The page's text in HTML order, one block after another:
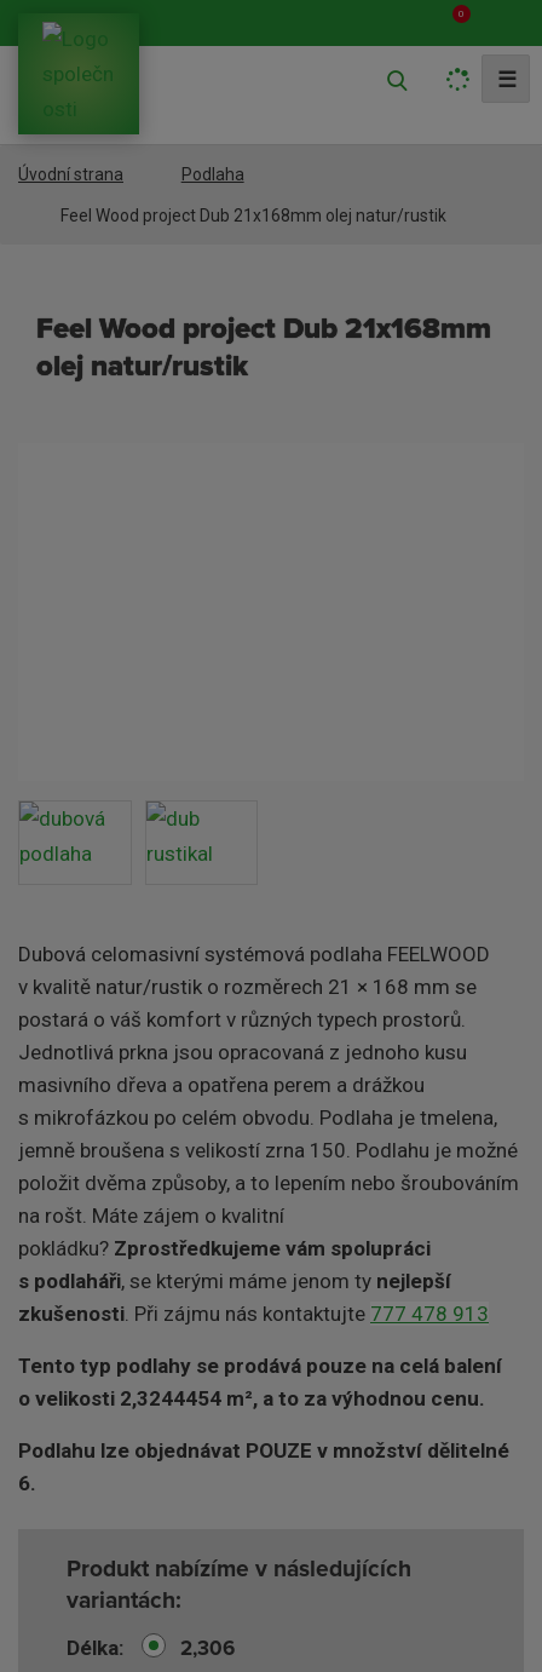
0
e
t
☰
Úvodní strana Podlaha
Feel Wood project Dub 21x168mm olej natur/rustik
Feel Wood project Dub 21x168mm
olej natur/rustik
Dubová celomasivní systémová podlaha FEELWOOD
v kvalitě natur/rustik o rozměrech 21 × 168 mm se
postará o váš komfort v různých typech prostorů.
Jednotlivá prkna jsou opracovaná z jednoho kusu
masivního dřeva a opatřena perem a drážkou
s mikrofázkou po celém obvodu. Podlaha je tmelena,
jemně broušena s velikostí zrna 150. Podlahu je možné
položit dvěma způsoby, a to lepením nebo šroubováním
na rošt. Máte zájem o kvalitní
pokládku? Zprostředkujeme vám spolupráci
s podlaháři, se kterými máme jenom ty nejlepší
zkušenosti . Při zájmu nás kontaktujte 777 478 913
Tento typ podlahy se prodává pouze na celá balení
o velikosti 2,3244454 m², a to za výhodnou cenu.
Podlahu lze objednávat POUZE v množství dělitelné
6.
Produkt nabízíme v následujících
variantách:
Délka 2,306